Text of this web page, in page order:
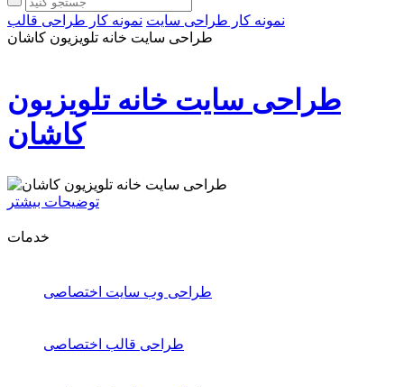
نمونه کار طراحی سایت نمونه کار طراحی قالب
طراحی سایت خانه تلویزیون کاشان
طراحی سایت خانه تلویزیون
کاشان
توضیحات بیشتر
خدمات
طراحی وب سایت اختصاصی
طراحی قالب اختصاصی